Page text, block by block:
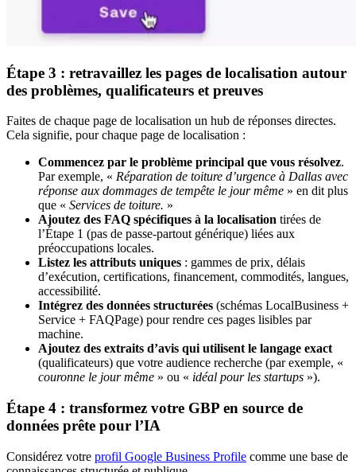
Étape 3 : retravaillez les pages de localisation autour
des problèmes, qualificateurs et preuves
Faites de chaque page de localisation un hub de réponses directes.
Cela signifie, pour chaque page de localisation :
Commencez par le problème principal que vous résolvez.
Par exemple, « Réparation de toiture d’urgence à Dallas avec
réponse aux dommages de tempête le jour même » en dit plus
que « Services de toiture. »
Ajoutez des FAQ spécifiques à la localisation tirées de
l’Étape 1 (pas de passe-partout générique) liées aux
préoccupations locales.
Listez les attributs uniques : gammes de prix, délais
d’exécution, certifications, financement, commodités, langues,
accessibilité.
Intégrez des données structurées (schémas LocalBusiness +
Service + FAQPage) pour rendre ces pages lisibles par
machine.
Ajoutez des extraits d’avis qui utilisent le langage exact
(qualificateurs) que votre audience recherche (par exemple, «
couronne le jour même » ou « idéal pour les startups »).
Étape 4 : transformez votre GBP en source de
données prête pour l’IA
Considérez votre profil Google Business Profile comme une base de